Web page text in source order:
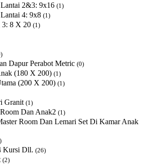
2&3: 9x16 (1)
4: 9x8 (1)
3: 8 X 20 (1)
Dapur Perabot Metric (0)
(180 X 200) (1)
(200 X 200) (1)
Granit (1)
Dan Anak2 (1)
Room Dan Lemari Set Di Kamar Anak
Kursi Dll. (26)
(2)